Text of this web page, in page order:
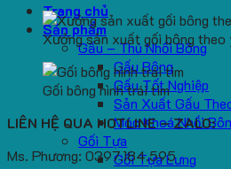
Trang chủ
Sản phẩm
Gấu – Thú Nhồi Bông
Gấu Bông
Gấu Tốt Nghiệp
Sản Xuất Gấu
Móc Khoá Nhồi
Gối Tựa
Gối Tựa Lưng
Xưởng sản xuất gối bông theo
Gối bông hình trái tim
LIÊN HỆ QUA HOTLINE – ZALO:
Ms. Phương: 0397.184.595